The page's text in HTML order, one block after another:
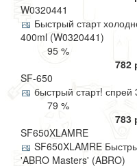
W0320441
Быстрый старт
400ml (W0320441)
95 %
782
SF-650
быстрый старт! спрей
79 %
783
SF650XLAMRE
SF650XLAMRE
'ABRO Masters' (ABRO)